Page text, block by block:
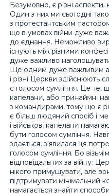
Безумовно, є різні аспекти,
Один з них ми сьогодні
з протестантським
що в умовах війни дуже
до єднання. Неможливо
існують між різними
дуже важливо
Ще одним дуже важливим
і різні Церкви здійснюють
є голосом сумління. Це те,
капелани, або принаймні
з командирами, тому що є
є більш людяний спосіб і
і військові капелани
бути голосом сумління.
здається, з’явилася ця
голосом сумління. Бо
відповідальних за війну:
нікого примушувати, але
підтримувати мінімальний
намагається знайти